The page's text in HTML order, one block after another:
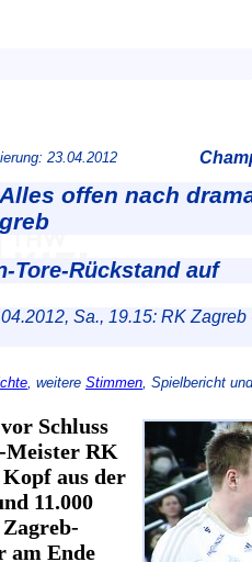
23.04.2012
offen nach
Tore-Rückstand auf
Sa., 19.15: RK Zagreb
, weitere Stimmen, Spielbericht
Schluss
Meister RK
aus der
11.000
am Ende